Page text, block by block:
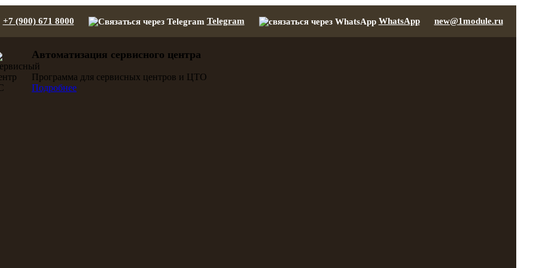
+7 (900) 671 8000 Telegram WhatsApp new@1module.ru
Автоматизация сервисного центра
Программа для сервисных центров и ЦТО
Подробнее